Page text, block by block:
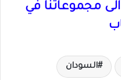
مجموعاتنا في
السودان